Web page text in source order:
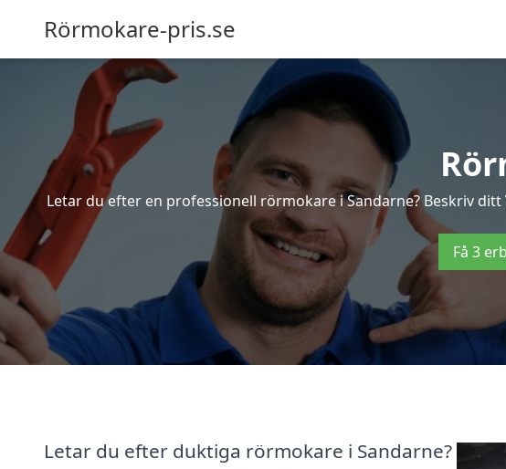
Rörmokare-pris.se
Letar du efter en professionell rörmokare i Sandarne? Beskriv
Få 3
Letar du efter duktiga rörmokare i Sandarne?